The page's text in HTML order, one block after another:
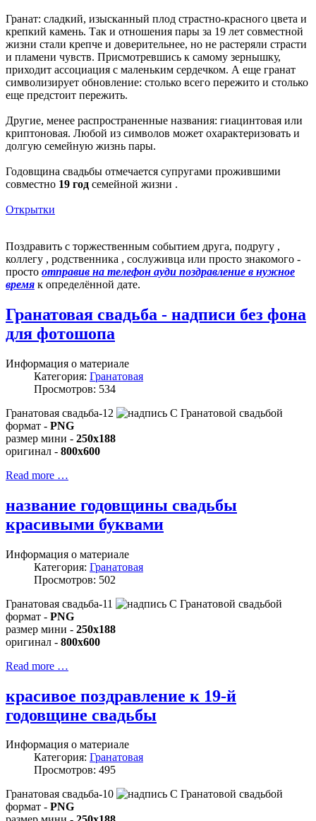
Гранат: сладкий, изысканный плод страстно-красного цвета и
крепкий камень. Так и отношения пары за 19 лет совместной
жизни стали крепче и доверительнее, но не растеряли страсти
и пламени чувств. Присмотревшись к самому зернышку,
приходит ассоциация с маленьким сердечком. А еще гранат
символизирует обновление: столько всего пережито и столько
еще предстоит пережить.
Другие, менее распространенные названия: гиацинтовая или
криптоновая. Любой из символов может охарактеризовать и
долгую семейную жизнь пары.
Годовщина свадьбы отмечается супругами прожившими
совместно 19 год семейной жизни .
Открытки
Поздравить с торжественным событием друга, подругу ,
коллегу , родственника , сослуживца или просто знакомого -
просто отправив на телефон ауди поздравление в нужное
время к определённой дате.
Гранатовая свадьба - надписи без фона
для фотошопа
Информация о материале
Категория: Гранатовая
Просмотров: 534
Гранатовая свадьба-12
формат - PNG
размер мини - 250x188
оригинал - 800x600
Read more …
название годовщины свадьбы
красивыми буквами
Информация о материале
Категория: Гранатовая
Просмотров: 502
Гранатовая свадьба-11
формат - PNG
размер мини - 250x188
оригинал - 800x600
Read more …
красивое поздравление к 19-й
годовщине свадьбы
Информация о материале
Категория: Гранатовая
Просмотров: 495
Гранатовая свадьба-10
формат - PNG